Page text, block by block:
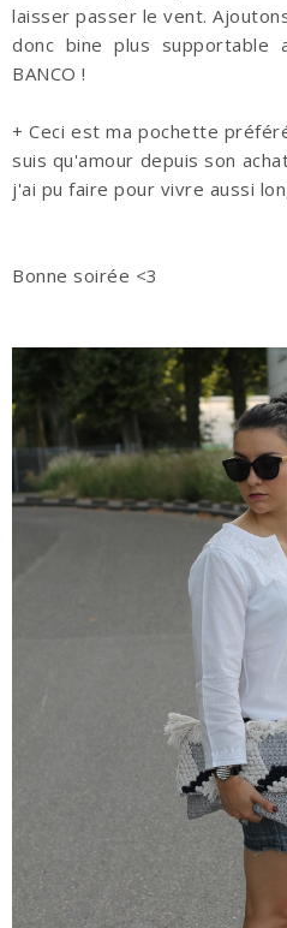
laisser passer le vent.
donc bine plus
BANCO !
+ Ceci est ma pochette
suis qu'amour depuis son
j'ai pu faire pour vivre aussi
Bonne soirée <3